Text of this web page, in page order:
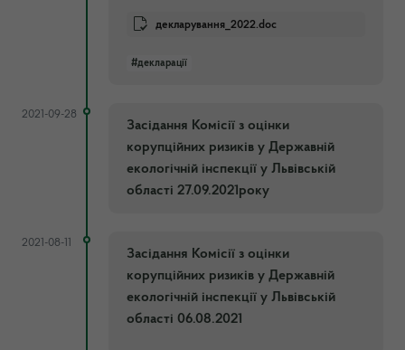
декларування_2022.doc
#декларації
2021-09-28
Засідання Комісії з оцінки
корупційних ризиків у Державній
екологічній інспекції у Львівській
області 27.09.2021року
2021-08-11
Засідання Комісії з оцінки
корупційних ризиків у Державній
екологічній інспекції у Львівській
області 06.08.2021